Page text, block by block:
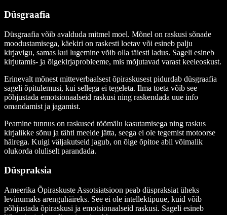
Düsgraafia
Düsgraafia võib avalduda mitmel moel. Mõnel on raskusi sõnade
moodustamisega, käekiri on raskesti loetav või esineb palju
kirjavigu, samas kui lugemine võib olla täiesti ladus. Sageli esineb
kirjutamis- ja õigekirjaprobleeme, mis mõjutavad varast keeleoskust.
Erinevalt mõnest mitteverbaalsest õpiraskusest pidurdab düsgraafia
sageli õpitulemusi, kui sellega ei tegeleta. Ilma toeta võib see
põhjustada emotsionaalseid raskusi ning raskendada uue info
omandamist ja jagamist.
Peamine tunnus on raskused töömälu kasutamisega ning raskus
kirjalikke sõnu ja tähti meelde jätta, seega ei ole tegemist motoorse
häirega. Kuigi väljakutseid jagub, on õige õpitoe abil võimalik
olukorda oluliselt parandada.
Düspraksia
Ameerika Õpiraskuste Assotsiatsioon peab düspraksiat üheks
levinumaks arenguhäireks. See ei ole intellektipuue, kuid võib
põhjustada õpiraskusi ja emotsionaalseid raskusi. Sageli esineb